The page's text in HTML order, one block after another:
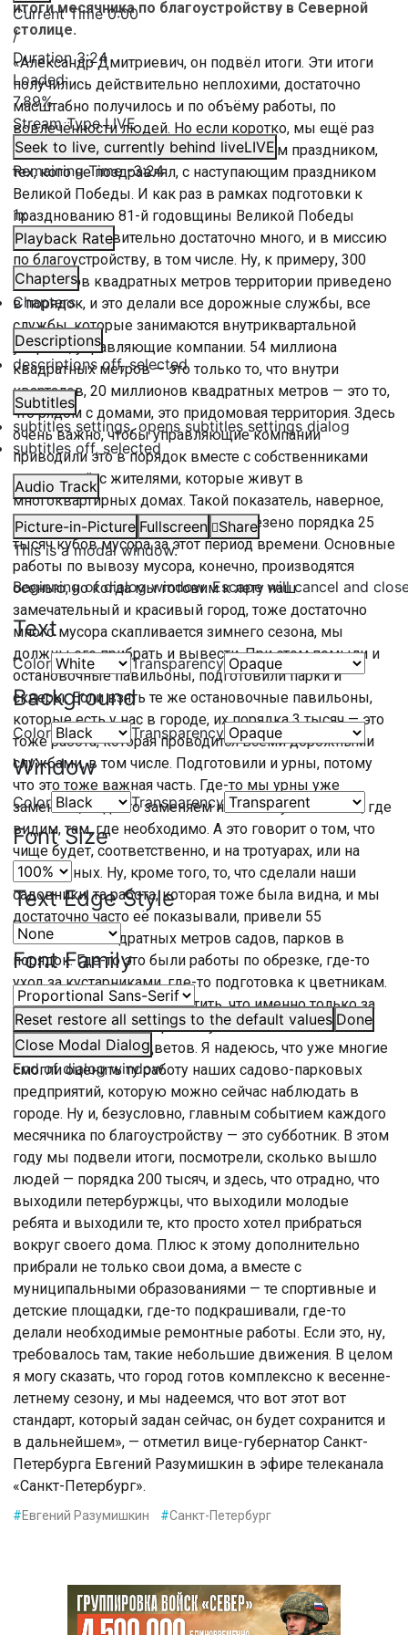
Current Time0:00
/
Duration3:24
Loaded:
7.89%
Stream TypeLIVE
Seek to live, currently behind liveLIVE
Remaining Time-3:24
1x
Playback Rate
Chapters
Chapters
Descriptions
descriptions off, selected
Subtitles
subtitles settings, opens subtitles settings dialog
subtitles off, selected
Audio Track
Picture-in-Picture Fullscreen
Share
This is a modal window.
Beginning of dialog window. Escape will cancel and
Text
Color Transparency
Background
Color Transparency
Window
Color Transparency
Font Size
Text Edge Style
Font Family
Reset restore all settings to the default values Done
Close Modal Dialog
End of dialog window.
итоги месячника по благоустройству в Северной
столице.
«Александр Дмитриевич, он подвёл итоги. Эти итоги
получились действительно неплохими, достаточно
масштабно получилось и по объёму работы, по
вовлечённости людей. Но если коротко, мы ещё раз
хотели всех поздравить с наступающим праздником,
тех, кого не поздравлял, с наступающим праздником
Великой Победы. И как раз в рамках подготовки к
празднованию 81-й годовщины Великой Победы
сделано действительно достаточно много, и в миссию
по благоустройству, в том числе. Ну, к примеру, 300
миллионов квадратных метров территории приведено
в порядок, и это делали все дорожные службы, все
службы, которые занимаются внутриквартальной
уборкой, управляющие компании. 54 миллиона
квадратных метров — это только то, что внутри
кварталов, 20 миллионов квадратных метров — это то,
что рядом с домами, это придомовая территория. Здесь
очень важно, чтобы управляющие компании
приводили это в порядок вместе с собственниками
помещений, с жителями, которые живут в
многоквартирных домах. Такой показатель, наверное,
он характеризует тоже работу. Вывезено порядка 25
тысяч кубов мусора за этот период времени. Основные
работы по вывозу мусора, конечно, производятся
осенью, но когда мы готовим к лету наш
замечательный и красивый город, тоже достаточно
много мусора скапливается зимнего сезона, мы
должны его прибрать и вывести. При этом помыли и
остановочные павильоны, подготовили парки и
скверы. Если взять те же остановочные павильоны,
которые есть у нас в городе, их порядка 3 тысяч — это
тоже работа, которая проводится всеми дорожными
службами, в том числе. Подготовили и урны, потому
что это тоже важная часть. Где-то мы урны уже
заменили, а где-то заменяем на большую ёмкость, где
видим, там, где необходимо. А это говорит о том, что
чище будет, соответственно, и на тротуарах, или на
набережных. Ну, кроме того, то, что сделали наши
садовники, та работа, которая тоже была видна, и мы
достаточно часто её показывали, привели 55
миллионов квадратных метров садов, парков в
порядок. Где-то это были работы по обрезке, где-то
уход за кустарниками, где-то подготовка к цветникам.
И здесь хотелось бы отметить, что именно только за
месячник по благоустройству нами было высажено
порядка 240 тысяч цветов. Я надеюсь, что уже многие
смогли оценить ту работу наших садово-парковых
предприятий, которую можно сейчас наблюдать в
городе. Ну и, безусловно, главным событием каждого
месячника по благоустройству — это субботник. В этом
году мы подвели итоги, посмотрели, сколько вышло
людей — порядка 200 тысяч, и здесь, что отрадно, что
выходили петербуржцы, что выходили молодые
ребята и выходили те, кто просто хотел прибраться
вокруг своего дома. Плюс к этому дополнительно
прибрали не только свои дома, а вместе с
муниципальными образованиями — те спортивные и
детские площадки, где-то подкрашивали, где-то
делали необходимые ремонтные работы. Если это, ну,
требовалось там, такие небольшие движения. В целом
я могу сказать, что город готов комплексно к весенне-
летнему сезону, и мы надеемся, что вот этот вот
стандарт, который задан сейчас, он будет сохранится и
в дальнейшем», — отметил вице-губернатор Санкт-
Петербурга Евгений Разумишкин в эфире телеканала
«Санкт-Петербург».
#Евгений Разумишкин #Санкт-Петербург